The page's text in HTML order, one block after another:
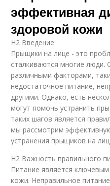
эффективная
здоровой кожи
H2 Введение
Прыщики на лице - это
сталкиваются многие
различными факторами,
недостаточное питание,
другими. Однако, есть
могут помочь устранить
таких шагов является
мы рассмотрим
устранения прыщиков на
H2 Важность правильного
Питание является
кожи. Неправильное